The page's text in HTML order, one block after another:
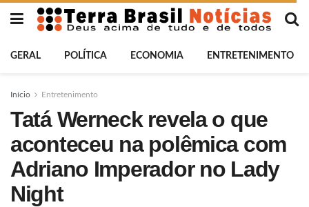
GERAL POLÍTICA ECONOMIA ENTRETENIMENTO
Início Entretenimento
Tatá Werneck revela o que
aconteceu na polêmica com
Adriano Imperador no Lady
Night